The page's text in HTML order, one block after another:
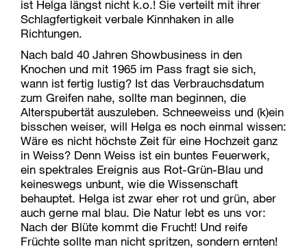
ist Helga längst nicht k.o.! Sie verteilt mit ihrer
Schlagfertigkeit verbale Kinnhaken in alle
Richtungen.
Nach bald 40 Jahren Showbusiness in den
Knochen und mit 1965 im Pass fragt sie sich,
wann ist fertig lustig? Ist das Verbrauchsdatum
zum Greifen nahe, sollte man beginnen, die
Alterspubertät auszuleben. Schneeweiss und (k)ein
bisschen weiser, will Helga es noch einmal wissen:
Wäre es nicht höchste Zeit für eine Hochzeit ganz
in Weiss? Denn Weiss ist ein buntes Feuerwerk,
ein spektrales Ereignis aus Rot-Grün-Blau und
keineswegs unbunt, wie die Wissenschaft
behauptet. Helga ist zwar eher rot und grün, aber
auch gerne mal blau. Die Natur lebt es uns vor:
Nach der Blüte kommt die Frucht! Und reife
Früchte sollte man nicht spritzen, sondern ernten!